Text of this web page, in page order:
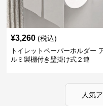
¥3,260 (税込)
トイレットペーパーホルダー
ルミ製棚付き壁掛け式２連
人気